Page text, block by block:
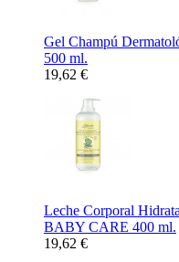
Gel Champú
500 ml.
19,62 €
Leche Corporal
BABY CARE 400 ml.
19,62 €